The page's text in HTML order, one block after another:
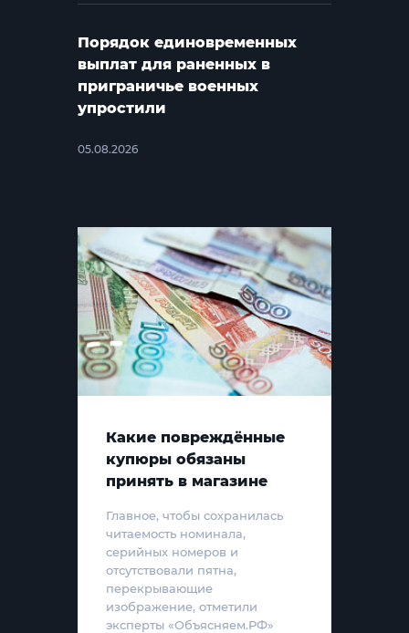
Порядок единовременных
выплат для раненных в
приграничье военных
упростили
05.08.2026
Какие повреждённые
купюры обязаны
принять в магазине
Главное, чтобы сохранилась
читаемость номинала,
серийных номеров и
отсутствовали пятна,
перекрывающие
изображение, отметили
эксперты «Объясняем.РФ»